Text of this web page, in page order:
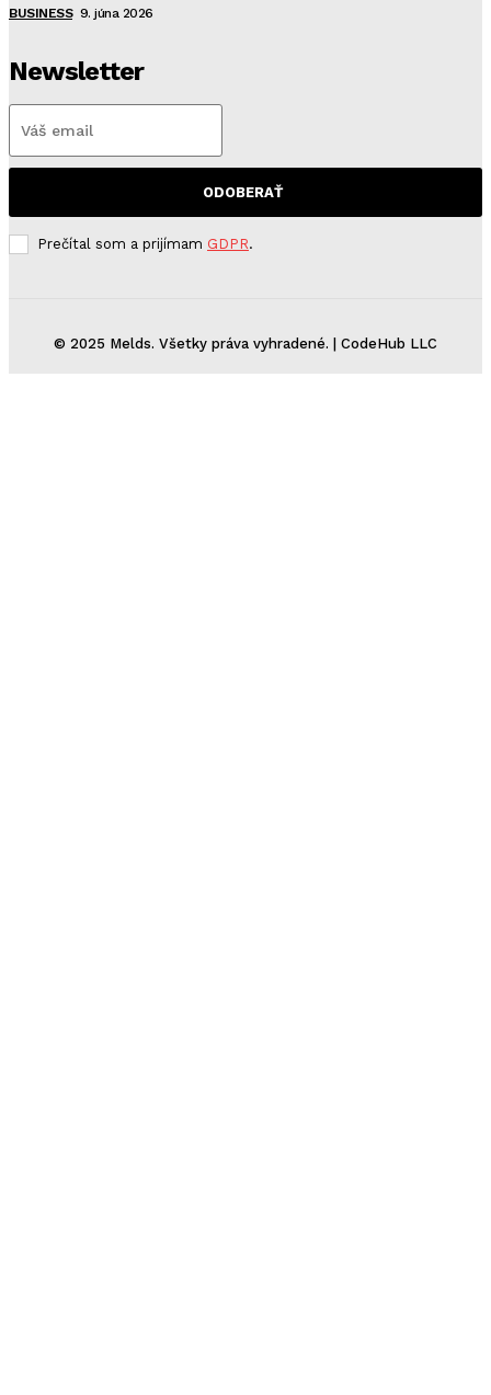
BUSINESS 9. júna 2026
Newsletter
ODOBERAŤ
Prečítal som a prijímam GDPR.
© 2025 Melds. Všetky práva vyhradené. | CodeHub LLC